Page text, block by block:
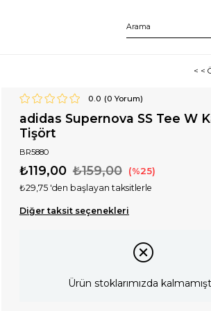
< <
0.0 (0 Yorum)
adidas Supernova SS Tee W
Tişört
BR5880
₺159,00
₺119,00 25
₺29,75 'den başlayan taksitlerle
Diğer taksit seçenekleri
Ürün stoklarımızda